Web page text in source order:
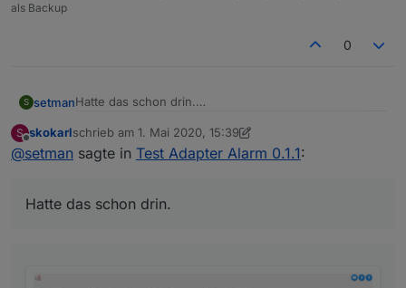
als Backup
0
S setmanHatte das schon drin.
S
Offline
skokarlschrieb am 1. Mai 2020, 15:39
zuletzt editiert von skokarl5. Jan. 2020, 17:44
@setman sagte in Test Adapter Alarm 0.1.1:
Hatte das schon drin.